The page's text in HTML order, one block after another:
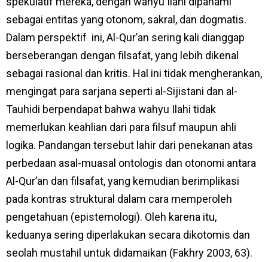
sebagai entitas yang otonom, sakral, dan dogmatis.
Dalam perspektif ini, Al-Qur’an sering kali dianggap
berseberangan dengan filsafat, yang lebih dikenal
sebagai rasional dan kritis. Hal ini tidak mengherankan,
mengingat para sarjana seperti al-Sijistani dan al-
Tauhidi berpendapat bahwa wahyu Ilahi tidak
memerlukan keahlian dari para filsuf maupun ahli
logika. Pandangan tersebut lahir dari penekanan atas
perbedaan asal-muasal ontologis dan otonomi antara
Al-Qur’an dan filsafat, yang kemudian berimplikasi
pada kontras struktural dalam cara memperoleh
pengetahuan (epistemologi). Oleh karena itu,
keduanya sering diperlakukan secara dikotomis dan
seolah mustahil untuk didamaikan (Fakhry 2003, 63).